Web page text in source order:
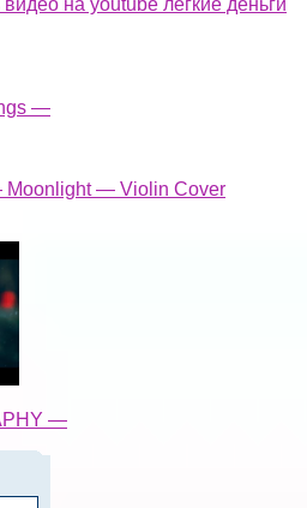
видео на youtube легкие деньги
—
Moonlight — Violin Cover
—